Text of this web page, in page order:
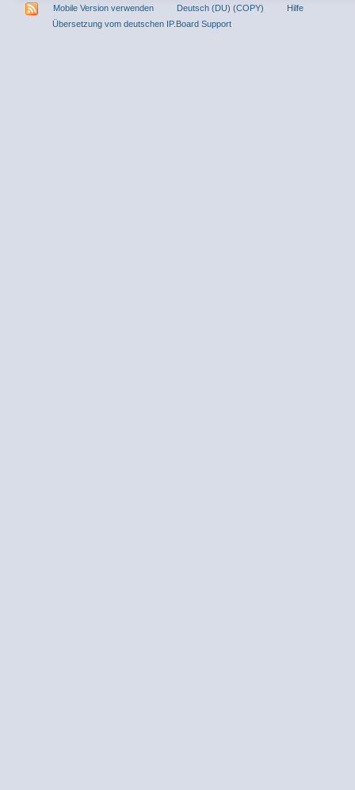
Mobile Version verwenden Deutsch (DU) (COPY)
Hilfe
Übersetzung vom deutschen IP.Board Support